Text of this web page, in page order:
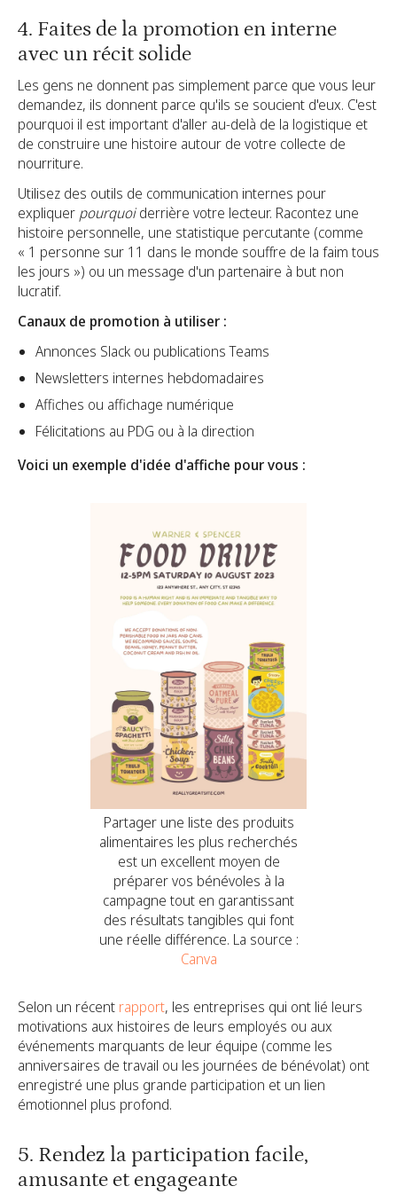
4. Faites de la promotion en interne
avec un récit solide
Les gens ne donnent pas simplement parce que vous leur
demandez, ils donnent parce qu'ils se soucient d'eux. C'est
pourquoi il est important d'aller au-delà de la logistique et
de construire une histoire autour de votre collecte de
nourriture.
Utilisez des outils de communication internes pour
expliquer pourquoiderrière votre lecteur. Racontez une
histoire personnelle, une statistique percutante (comme
« 1 personne sur 11 dans le monde souffre de la faim tous
les jours ») ou un message d'un partenaire à but non
lucratif.
Canaux de promotion à utiliser :
Annonces Slack ou publications Teams
Newsletters internes hebdomadaires
Affiches ou affichage numérique
Félicitations au PDG ou à la direction
Voici un exemple d'idée d'affiche pour vous :
Partager une liste des produits
alimentaires les plus recherchés
est un excellent moyen de
préparer vos bénévoles à la
campagne tout en garantissant
des résultats tangibles qui font
une réelle différence. La source :
Canva
Selon un récent rapport, les entreprises qui ont lié leurs
motivations aux histoires de leurs employés ou aux
événements marquants de leur équipe (comme les
anniversaires de travail ou les journées de bénévolat) ont
enregistré une plus grande participation et un lien
émotionnel plus profond.
5. Rendez la participation facile,
amusante et engageante